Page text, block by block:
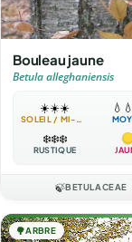
Bouleau jaune
Betula alleghaniensis
☀️☀️☀️
SOLEIL / MI-OMBRE
💧
❄️❄️❄️
RUSTIQUE
🍃BETULACEAE
🌳ARBRE